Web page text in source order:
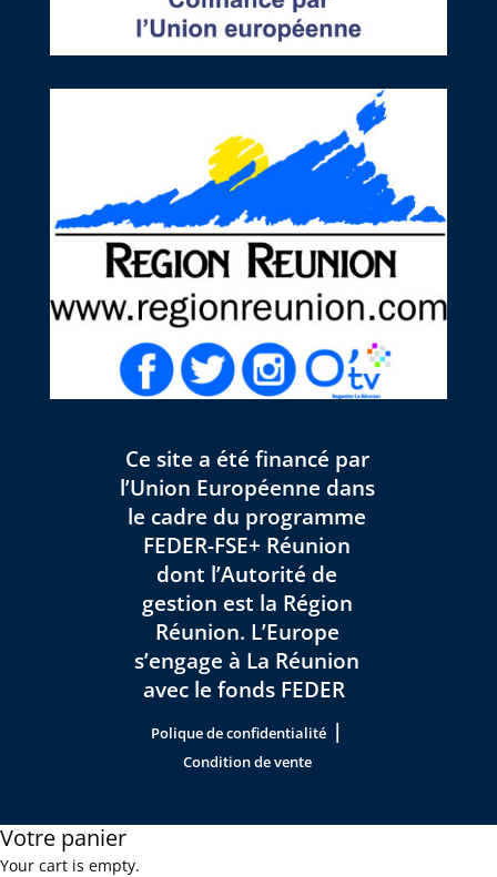
Ce site a été financé par
l’Union Européenne dans
le cadre du programme
FEDER-FSE+ Réunion
dont l’Autorité de
gestion est la Région
Réunion. L’Europe
s’engage à La Réunion
avec le fonds FEDER
Polique de confidentialité |
Condition de vente
Votre panier
Your cart is empty.